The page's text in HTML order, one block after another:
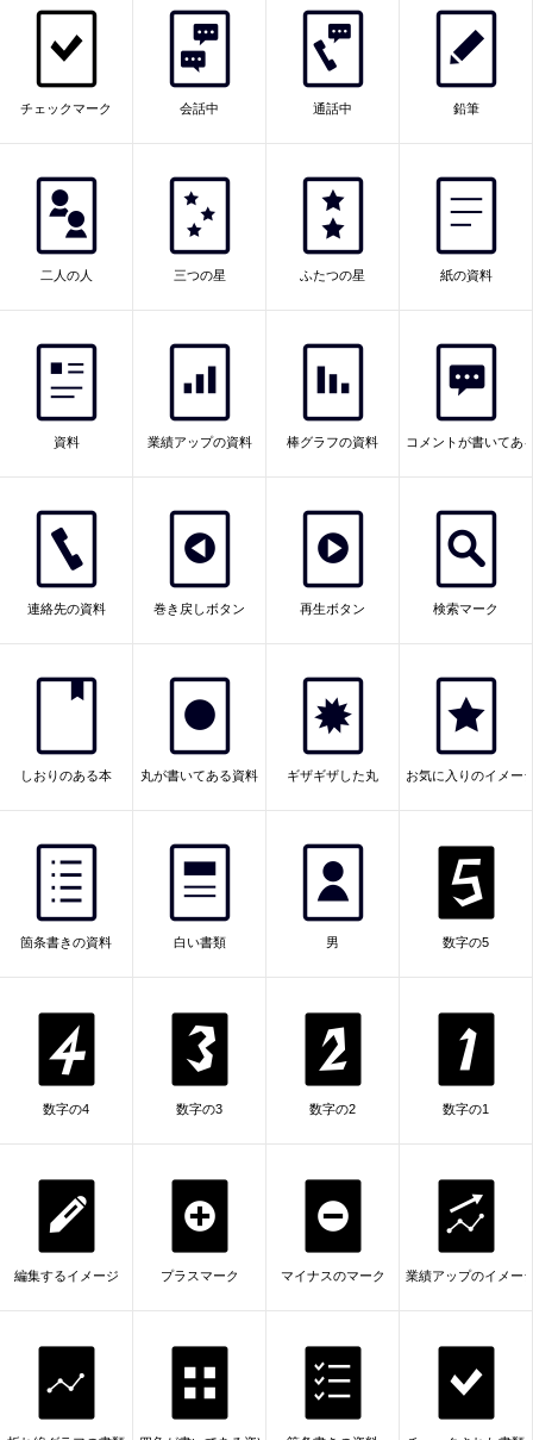
チェックマーク 会話中 通話中 鉛筆
二人の人 三つの星 ふたつの星 紙の資料
資料 業績アップの資料 棒グラフの資料 コメントが書いてあ
連絡先の資料 巻き戻しボタン 再生ボタン 検索マーク
しおりのある本 丸が書いてある資料 ギザギザした丸 お気に入りのイメー
箇条書きの資料 白い書類 男 数字の5
数字の4 数字の3 数字の2 数字の1
編集するイメージ プラスマーク マイナスのマーク 業績アップのイメー